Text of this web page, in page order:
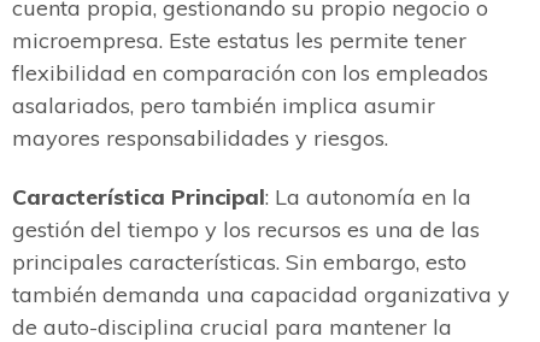
cuenta propia, gestionando su propio negocio o
microempresa. Este estatus les permite tener
flexibilidad en comparación con los empleados
asalariados, pero también implica asumir
mayores responsabilidades y riesgos.
Característica Principal: La autonomía en la
gestión del tiempo y los recursos es una de las
principales características. Sin embargo, esto
también demanda una capacidad organizativa y
de auto-disciplina crucial para mantener la